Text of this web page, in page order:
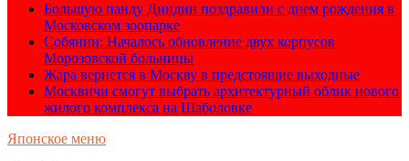
Большую панду Диндин поздравили с днем рождения в
Московском зоопарке
Собянин: Началось обновление двух корпусов
Морозовской больницы
Жара вернется в Москву в предстоящие выходные
Москвичи смогут выбрать архитектурный облик нового
жилого комплекса на Шаболовке
Японское меню